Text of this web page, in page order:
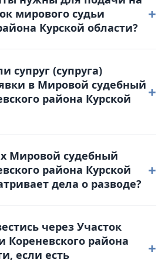
с момента вынесения
в Мировой судебный
района Курской области,
дело.
мирового судьи
Курской области?
+
квитанция об оплате
о рождении детей
соглашение о детях (при
детей).
супруг (супруга)
в Мировой судебный
района Курской
+
стороны. Однако
уведомить суд о причинах
соответствующие
больничный лист).
Мировой судебный
района Курской
дела о разводе?
+
заявления о
когда супруги пришли к
и у них нет разногласий по
через Участок
Кореневского района
если есть
+